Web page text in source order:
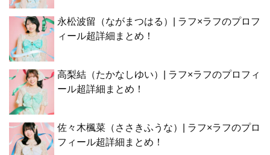
永松波留（ながまつはる）| ラフ×ラフのプロフ
ィール超詳細まとめ！
高梨結（たかなしゆい）| ラフ×ラフのプロフィ
ール超詳細まとめ！
佐々木楓菜（ささきふうな）| ラフ×ラフのプロ
フィール超詳細まとめ！